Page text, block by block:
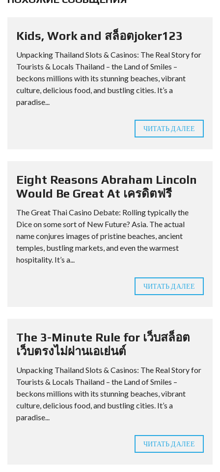
Kids, Work and สล็อตjoker123
Unpacking Thailand Slots & Casinos: The Real Story for
Tourists & Locals Thailand – the Land of Smiles –
beckons millions with its stunning beaches, vibrant
culture, delicious food, and bustling cities. It’s a
paradise...
ЧИТАТЬ ДАЛЕЕ
Eight Reasons Abraham Lincoln
Would Be Great At เครดิตฟรี
The Great Thai Casino Debate: Rolling typically the
Dice on some sort of New Future? Asia. The actual
name conjures images of pristine beaches, ancient
temples, bustling markets, and even the warmest
hospitality. It’s a...
ЧИТАТЬ ДАЛЕЕ
The 3-Minute Rule for เว็บสล็อต
เว็บตรงไม่ผ่านเอเย่นต์
Unpacking Thailand Slots & Casinos: The Real Story for
Tourists & Locals Thailand – the Land of Smiles –
beckons millions with its stunning beaches, vibrant
culture, delicious food, and bustling cities. It’s a
paradise...
ЧИТАТЬ ДАЛЕЕ